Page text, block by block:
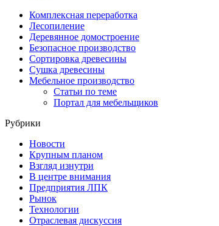
Комплексная переработка
Лесопиление
Деревянное домостроение
Безопасное производство
Сортировка древесины
Сушка древесины
Мебельное производство
Статьи по теме
Портал для мебельщиков
Рубрики
Новости
Крупным планом
Взгляд изнутри
В центре внимания
Предприятия ЛПК
Рынок
Технологии
Отраслевая дискуссия